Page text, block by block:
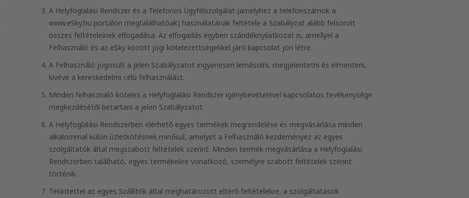
A Helyfoglalási Rendszer és a Telefonos Ügyfélszolgálat (amelyhez a telefonszámok a
www.eSky.hu portálon megtalálhatóak) használatának feltétele a Szabályzat alább felsorolt
összes feltételeinek elfogadása. Az elfogadás egyben szándéknyilatkozat is, amellyel a
Felhasználó és az eSky között jogi kötelezettségekkel járó kapcsolat jön létre.
A Felhasználó jogosult a jelen Szabályzatot ingyenesen lemásolni, megjelentetni és elmenteni,
kivéve a kereskedelmi célú felhasználást.
Minden felhasználó köteles a Helyfoglalási Rendszer igénybevételével kapcsolatos tevékenysége
megkezdésétől betartani a jelen Szabályzatot.
A Helyfoglalási Rendszerben elérhető egyes termékek megrendelése és megvásárlása minden
alkalommal külön üzletkötésnek minősül, amelyet a Felhasználó kezdeményez az egyes
szolgáltatók által megszabott feltételek szerint. Minden termék megvásárlása a Helyfoglalási
Rendszerben található, egyes termékekre vonatkozó, személyre szabott feltételek szerint
történik.
Tekintettel az egyes Szállítók által meghatározott eltérő feltételekre, a szolgáltatások